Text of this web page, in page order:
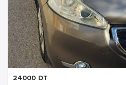
24000 DT